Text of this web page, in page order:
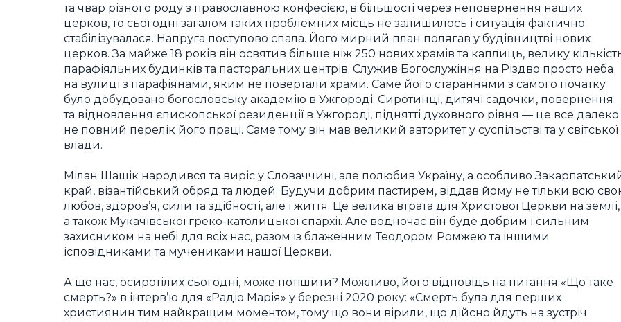
та чвар різного роду з православною конфесією, в більшості через неповернення наших
церков, то сьогодні загалом таких проблемних місць не залишилось і ситуація фактично
стабілізувалася. Напруга поступово спала. Його мирний план полягав у будівництві нових
церков. За майже 18 років він освятив більше ніж 250 нових храмів та каплиць, велику
парафіяльних будинків та пасторальних центрів. Служив Богослужіння на Різдво просто неба
на вулиці з парафіянами, яким не повертали храми. Саме його стараннями з самого початку
було добудовано богословську академію в Ужгороді. Сиротинці, дитячі садочки, повернення
та відновлення єпископської резиденції в Ужгороді, піднятті духовного рівня — це все далеко
не повний перелік його праці. Саме тому він мав великий авторитет у суспільстві та у світської
влади.
Мілан Шашік народився та виріс у Словаччині, але полюбив Україну, а особливо
край, візантійський обряд та людей. Будучи добрим пастирем, віддав йому не тільки всю
любов, здоров’я, сили та здібності, але і життя. Це велика втрата для Христової Церкви на землі,
а також Мукачівської греко-католицької єпархії. Але водночас він буде добрим і сильним
захисником на небі для всіх нас, разом із блаженним Теодором Ромжею та іншими
ісповідниками та мучениками нашої Церкви.
А що нас, осиротілих сьогодні, може потішити? Можливо, його відповідь на питання «Що таке
смерть?» в інтерв’ю для «Радіо Марія» у березні 2020 року: «Смерть була для перших
християнин тим найкращим моментом, тому що вони вірили, що дійсно йдуть на зустріч